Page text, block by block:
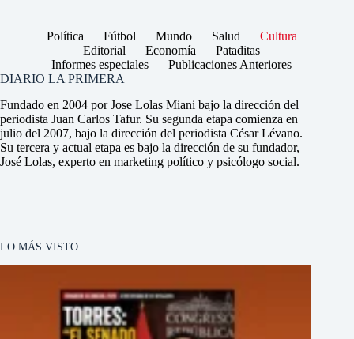
Política Fútbol Mundo Salud
Cultura
Editorial
Economía
Pataditas
Informes especiales
Publicaciones Anteriores
DIARIO LA PRIMERA
Fundado en 2004 por Jose Lolas Miani bajo la dirección del
periodista Juan Carlos Tafur. Su segunda etapa comienza en
julio del 2007, bajo la dirección del periodista César Lévano.
Su tercera y actual etapa es bajo la dirección de su fundador,
José Lolas, experto en marketing político y psicólogo social.
LO MÁS VISTO